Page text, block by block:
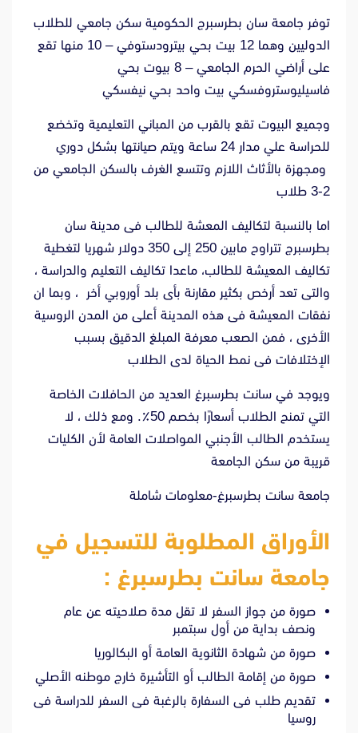
توفر جامعة سان بطرسبرج الحكومية سكن جامعي للطلاب
الدوليين وهما 12 بيت بحي بيترودستوفي – 10 منها تقع
على أراضي الحرم الجامعي – 8 بيوت بحي
فاسيليوستروفسكي بيت واحد بحي نيفسكي
وجميع البيوت تقع بالقرب من المباني التعليمية وتخضع
للحراسة علي مدار 24 ساعة ويتم صيانتها بشكل دوري
ومجهزة بالأثاث اللازم وتتسع الغرف بالسكن الجامعي من
2-3 طلاب
اما بالنسبة لتكاليف المعشة للطالب فى مدينة سان
بطرسبرج تتراوح مابين 250 إلى 350 دولار شهريا لتغطية
تكاليف المعيشة للطالب، ماعدا تكاليف التعليم والدراسة ،
والتى تعد أرخص بكثير مقارنة بأى بلد أوروبي أخر ، وبما ان
نفقات المعيشة فى هذه المدينة أعلى من المدن الروسية
الأخرى ، فمن الصعب معرفة المبلغ الدقيق بسبب
الإختلافات فى نمط الحياة لدى الطلاب
ويوجد في سانت بطرسبرغ العديد من الحافلات الخاصة
التي تمنح الطلاب أسعارًا بخصم 50٪. ومع ذلك ، لا
يستخدم الطالب الأجنبي المواصلات العامة لأن الكليات
قريبة من سكن الجامعة
جامعة سانت بطرسبرغ-معلومات شاملة
الأوراق المطلوبة للتسجيل في
جامعة سانت بطرسبرغ :
صورة من جواز السفر لا تقل مدة صلاحيته عن عام
ونصف بداية من أول سبتمبر
صورة من شهادة الثانوية العامة أو البكالوريا
صورة من إقامة الطالب أو التأشيرة خارج موطنه الأصلي
تقديم طلب فى السفارة بالرغبة فى السفر للدراسة فى
روسيا